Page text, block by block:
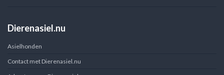
Dierenasiel.nu
Asielhonden
Contact met Dierenasiel.nu